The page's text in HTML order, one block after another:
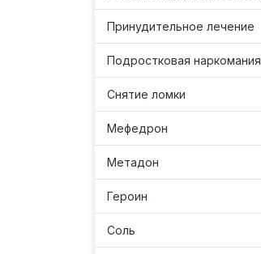
Принудительное лечение
Подростковая наркомания
Снятие ломки
Мефедрон
Метадон
Героин
Соль